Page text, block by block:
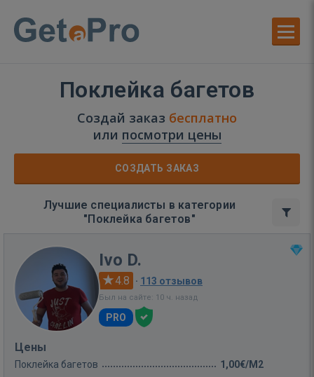
Поклейка багетов
Создай заказ бесплатно
или посмотри цены
СОЗДАТЬ ЗАКАЗ
Лучшие специалисты в категории
"Поклейка багетов"
Ivo D.
4.8 · 113 отзывов
Был на сайте: 10 ч. назад
PRO
Цены
Поклейка багетов 1,00€/M2